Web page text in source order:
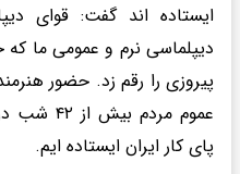
ایستاده اند گفت: قوای
دیپلماسی نرم و عمومی ما
پیروزی را رقم زد. حضور
عموم
پای کار ایران ایستاده ایم.